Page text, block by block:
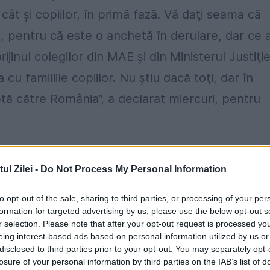
Zilei - Do Not Process My Personal Information
opt-out of the sale, sharing to third parties, or processing of your
for targeted advertising by us, please use the below opt-out
selection. Please note that after your opt-out request is processed
interest-based ads based on personal information utilized by us
to third parties prior to your opt-out. You may separately
of your personal information by third parties on the IAB’s list of
şi copiilor, în primă fază. Vă daţi seama că
că este o anchetă în derulare, dar ce
colegilor din MAE şi din Ministerul
cu familiile copiilor. Nu ştiu dacă toţi, dar în
către România”, a declarat miercuri, pentru
în urma unor hotărâri judecătoreşti emise
de acolo monitoriza aceste plasamente şi
pentru Plăţi şi Inspecţie Socială, o echipă
sociali, la faţa locului să avem informaţii
DGASPC Maramureş este că autoritatea